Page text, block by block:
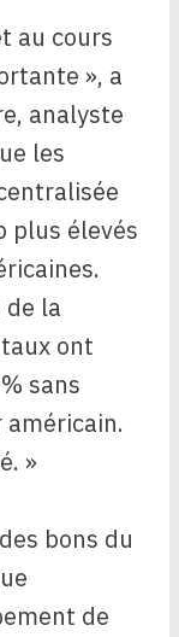
au cours
», a
analyste
les
plus élevés
de la
ont
sans
américain.
»
bons du
de